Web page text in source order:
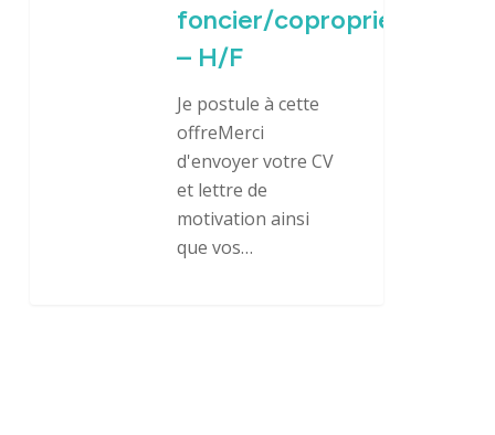
foncier/copropriété
– H/F
Je postule à cette
offreMerci
d'envoyer votre CV
et lettre de
motivation ainsi
que vos…